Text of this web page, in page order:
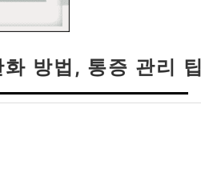
방법, 통증 관리 팁